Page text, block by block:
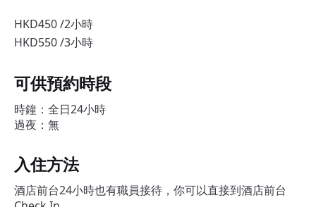
HKD450 /2小時
HKD550 /3小時
可供預約時段
時鐘：全日24小時
過夜：無
入住方法
酒店前台24小時也有職員接待，你可以直接到酒店前台